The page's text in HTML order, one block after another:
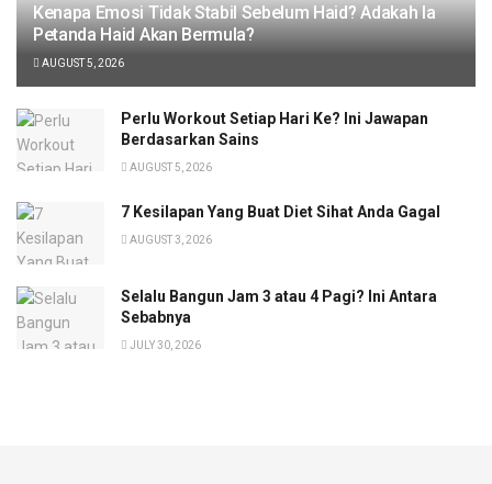
Kenapa Emosi Tidak Stabil Sebelum Haid? Adakah Ia
Petanda Haid Akan Bermula?
AUGUST 5, 2026
Perlu Workout Setiap Hari Ke? Ini Jawapan
Berdasarkan Sains
AUGUST 5, 2026
7 Kesilapan Yang Buat Diet Sihat Anda Gagal
AUGUST 3, 2026
Selalu Bangun Jam 3 atau 4 Pagi? Ini Antara
Sebabnya
JULY 30, 2026